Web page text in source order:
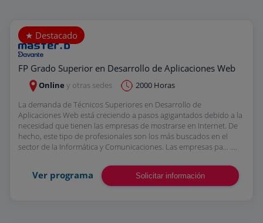
FP Grado Superior en Desarrollo de Aplicaciones Web
Online y otras sedes
2000 Horas
La demanda de Técnicos Superiores en Desarrollo de
Aplicaciones Web está creciendo a pasos agigantados debido a la
necesidad que tienen las empresas de mostrarse en Internet. De
hecho, este tipo de profesionales son los más buscados en el
sector de la Informática y Comunicaciones. Las empresas pa... ....
Ver programa Solicitar información